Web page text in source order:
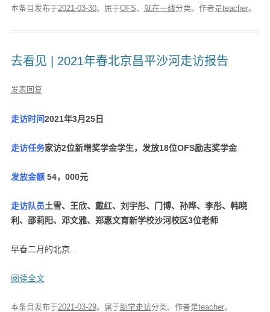
本条目发布于2021-03-30。属于OFS、 就在一线分类。 作者是teacher。
去看见 | 2021年春北京昌平沙河走访报告
发表回复
走访时间2021年3月25日
走访任务家访2位新增奖学金学生，发放18位OFS励志奖学金
发放金额 54，000元
走访队员土雪、王欣、戴红、刘宇彤、门博、孙晔、李彤、韩晓
利、邵莉阳、邓文雅、郑惠文育新学校沙河校区3位老师
早春二月的北京...
阅读全文
本条目发布于2021-03-29。属于助学走访分类。 作者是teacher。